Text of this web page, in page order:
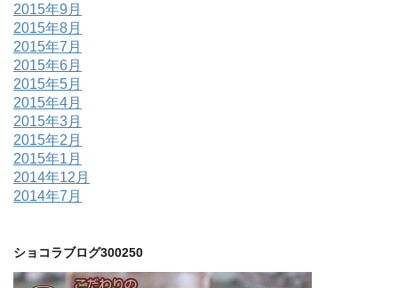
2015年9月
2015年8月
2015年7月
2015年6月
2015年5月
2015年4月
2015年3月
2015年2月
2015年1月
2014年12月
2014年7月
ショコラブログ300250